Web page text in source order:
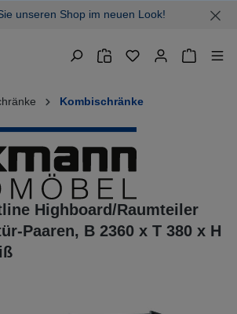
unseren Shop im neuen Look!
Kombischränke
Highboard/Raumteiler
Paaren, B 2360 x T 380 x H